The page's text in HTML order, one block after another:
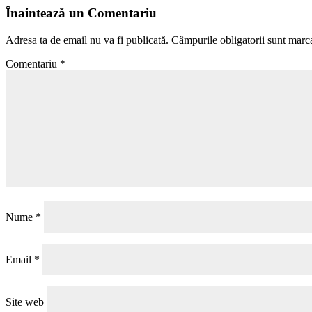
Înaintează un Comentariu
Adresa ta de email nu va fi publicată. Câmpurile obligatorii sunt
Comentariu *
Nume *
Email *
Site web